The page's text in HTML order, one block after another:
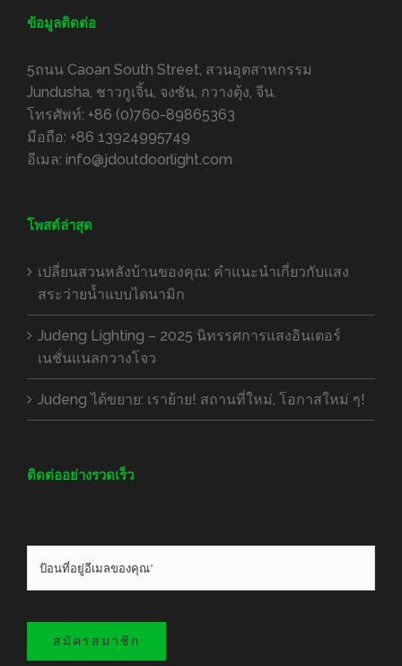
ข้อมูลติดต่อ
5ถนน Caoan South Street, สวนอุตสาหกรรม
Jundusha, ชาวกูเจิ้น, จงซัน, กวางตุ้ง, จีน.
โทรศัพท์: +86 (0)760-89865363
มือถือ: +86 13924995749
อีเมล: info@jdoutdoorlight.com
โพสต์ล่าสุด
เปลี่ยนสวนหลังบ้านของคุณ: คำแนะนำเกี่ยวกับแสง
สระว่ายน้ำแบบไดนามิก
Judeng Lighting – 2025 นิทรรศการแสงอินเตอร์
เนชั่นแนลกวางโจว
Judeng ได้ขยาย: เราย้าย! สถานที่ใหม่, โอกาสใหม่ ๆ!
ติดต่ออย่างรวดเร็ว
สมัครสมาชิก